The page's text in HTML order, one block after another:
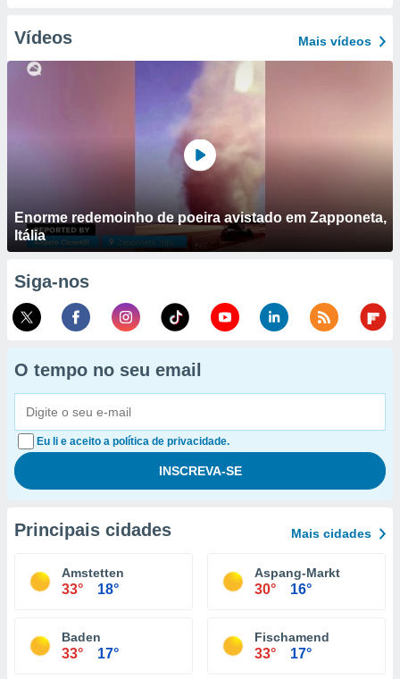
Vídeos Mais vídeos
Enorme redemoinho de poeira avistado em Zapponeta,
Itália
Siga-nos
O tempo no seu email
Eu li e aceito a política de privacidade.
Principais cidades Mais cidades
Amstetten
33° 18°
Aspang-Markt
30° 16°
Baden
33° 17°
Fischamend
33° 17°